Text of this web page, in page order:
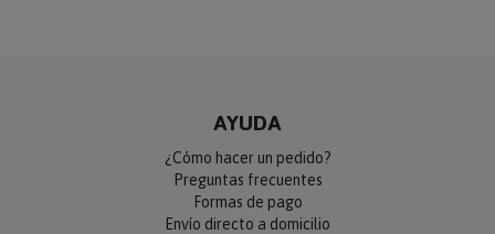
AYUDA
¿Cómo hacer un pedido?
Preguntas frecuentes
Formas de pago
Envío directo a domicilio